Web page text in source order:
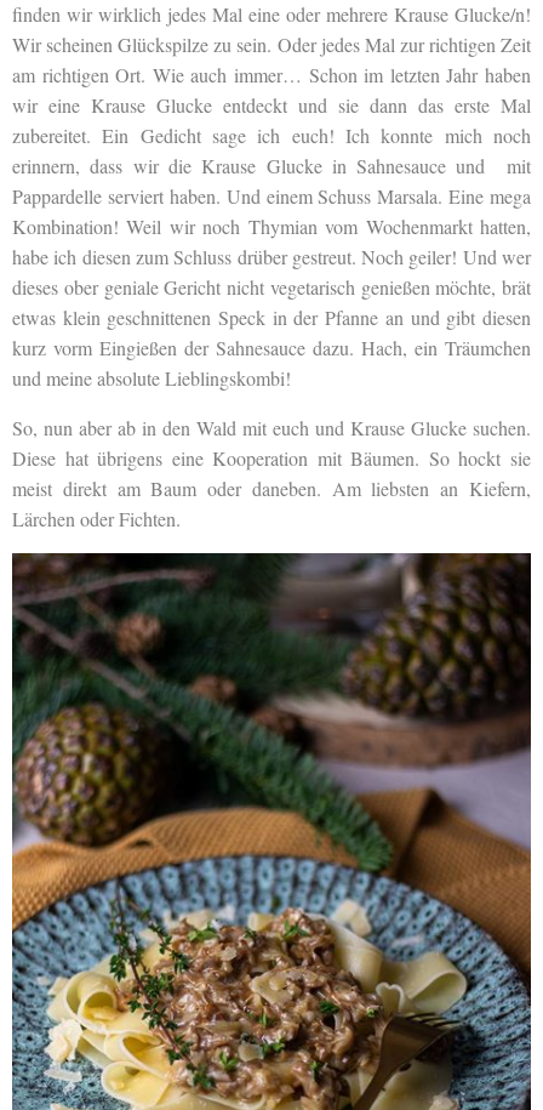
finden wir wirklich jedes Mal eine oder mehrere Krause Glucke/n!
Wir scheinen Glückspilze zu sein. Oder jedes Mal zur richtigen Zeit
am richtigen Ort. Wie auch immer… Schon im letzten Jahr haben
wir eine Krause Glucke entdeckt und sie dann das erste Mal
zubereitet. Ein Gedicht sage ich euch! Ich konnte mich noch
erinnern, dass wir die Krause Glucke in Sahnesauce und mit
Pappardelle serviert haben. Und einem Schuss Marsala. Eine mega
Kombination! Weil wir noch Thymian vom Wochenmarkt hatten,
habe ich diesen zum Schluss drüber gestreut. Noch geiler! Und wer
dieses ober geniale Gericht nicht vegetarisch genießen möchte, brät
etwas klein geschnittenen Speck in der Pfanne an und gibt diesen
kurz vorm Eingießen der Sahnesauce dazu. Hach, ein Träumchen
und meine absolute Lieblingskombi!
So, nun aber ab in den Wald mit euch und Krause Glucke suchen.
Diese hat übrigens eine Kooperation mit Bäumen. So hockt sie
meist direkt am Baum oder daneben. Am liebsten an Kiefern,
Lärchen oder Fichten.